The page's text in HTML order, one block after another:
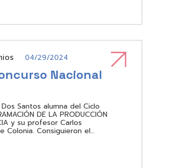
04/29/2024
Nacional
Santos alumna del Ciclo
DE LA PRODUCCIÓN
y su profesor Carlos
Colonia. Consiguieron el…